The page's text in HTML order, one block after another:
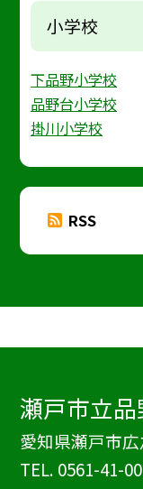
小学校
下品野小学校
品野台小学校
掛川小学校
RSS
瀬戸市立
愛知県瀬戸市
TEL. 0561-41-